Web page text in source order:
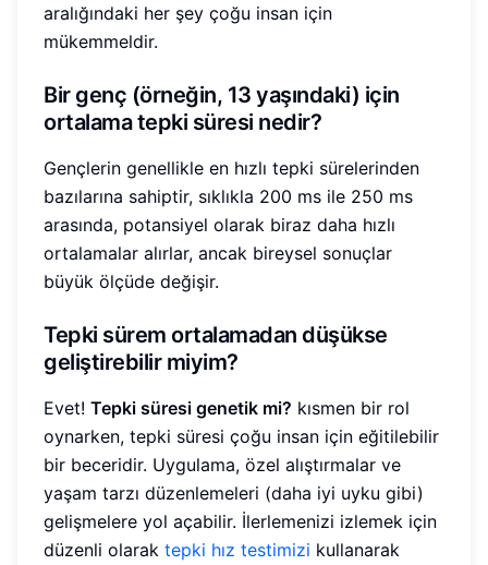
aralığındaki her şey çoğu insan için
mükemmeldir.
Bir genç (örneğin, 13 yaşındaki) için
ortalama tepki süresi nedir?
Gençlerin genellikle en hızlı tepki sürelerinden
bazılarına sahiptir, sıklıkla 200 ms ile 250 ms
arasında, potansiyel olarak biraz daha hızlı
ortalamalar alırlar, ancak bireysel sonuçlar
büyük ölçüde değişir.
Tepki sürem ortalamadan düşükse
geliştirebilir miyim?
Evet! Tepki süresi genetik mi? kısmen bir rol
oynarken, tepki süresi çoğu insan için eğitilebilir
bir beceridir. Uygulama, özel alıştırmalar ve
yaşam tarzı düzenlemeleri (daha iyi uyku gibi)
gelişmelere yol açabilir. İlerlemenizi izlemek için
düzenli olarak tepki hız testimizi kullanarak